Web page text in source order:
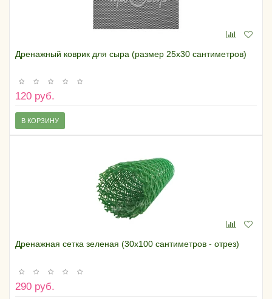
Дренажный коврик для сыра (размер 25х30 сантиметров)
120 руб.
В КОРЗИНУ
Дренажная сетка зеленая (30х100 сантиметров - отрез)
290 руб.